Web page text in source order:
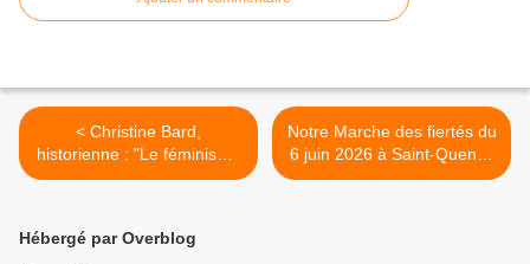
< Christine Bard,
historienne : "Le féminisme
de Madeleine Pelletier : la
Notre Marche des fiertés du
6 juin 2026 à Saint-Quentin
(vidéo) >
Hébergé par Overblog